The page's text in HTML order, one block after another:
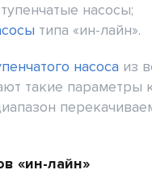
насосы;
типа «ин-лайн».
насоса из
такие параметры
«ин-лайн»